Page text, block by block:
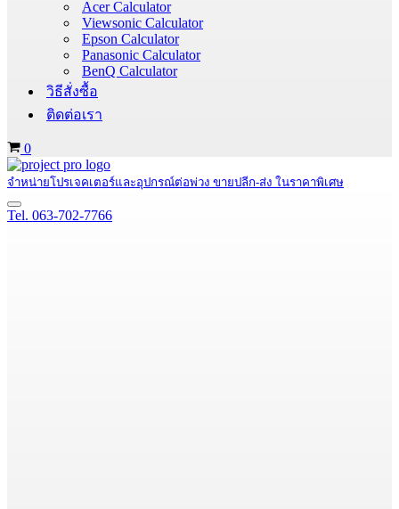
Acer Calculator
Viewsonic Calculator
Epson Calculator
Panasonic Calculator
BenQ Calculator
วิธีสั่งซื้อ
ติดต่อเรา
Cart
0
จำหน่ายโปรเจคเตอร์และอุปกรณ์ต่อพ่วง ขายปลีก-ส่ง ในราคาพิเศษ
Navigation
Menu
Tel. 063-702-7766